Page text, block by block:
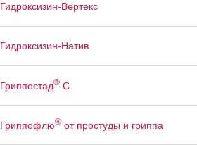
Гидроксизин-Вертекс
Гидроксизин-Натив
Гриппостад®С
Гриппофлю®от простуды и гриппа